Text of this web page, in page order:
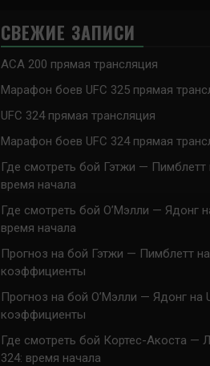
СВЕЖИЕ ЗАПИСИ
ACA 200 прямая трансляция
Марафон боев UFC 325 прямая
UFC 324 прямая трансляция
Марафон боев UFC 324 прямая
Где смотреть бой Гэтжи — Пимблетт
время начала
Где смотреть бой О’Мэлли — Ядонг
время начала
Прогноз на бой Гэтжи — Пимблетт на
коэффициенты
Прогноз на бой О’Мэлли — Ядонг на
коэффициенты
Где смотреть бой Кортес-Акоста —
324: время начала